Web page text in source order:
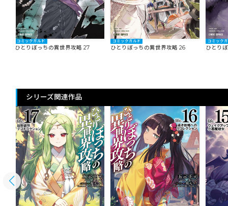
コミックガルド
ひとりぼっちの異世界攻略 27
コミックガルド
ひとりぼっちの異世界攻略 26
コミック
ひとり
シリーズ関連作品